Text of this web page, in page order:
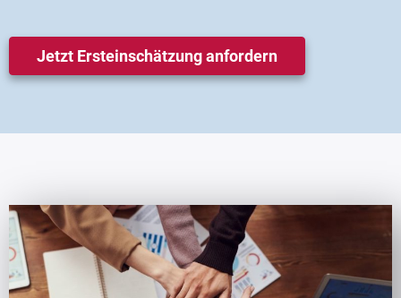
Jetzt Ersteinschätzung anfordern